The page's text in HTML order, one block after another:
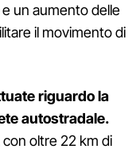
un aumento delle
il movimento di
riguardo la
autostradale.
oltre 22 km di